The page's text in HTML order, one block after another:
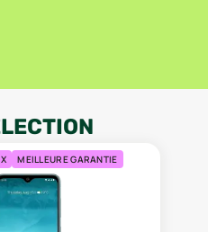
MEILLEURE GARANTIE